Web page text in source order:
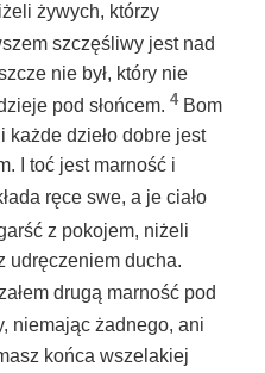
żywych, którzy
szczęśliwy jest nad
nie był, który nie
pod słońcem. 4 Bom
każde dzieło dobre jest
I toć jest marność i
ręce swe, a je ciało
z pokojem, niżeli
udręczeniem ducha.
drugą marność pod
niemając żadnego, ani
końca wszelakiej